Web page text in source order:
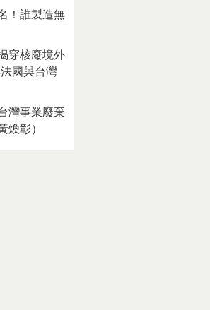
！誰製造無
穿核廢境外
國與台灣
灣事業廢棄
煥彰）